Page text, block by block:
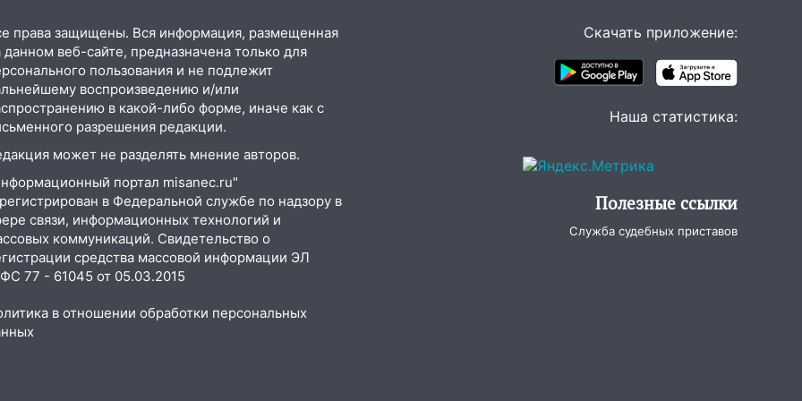
права защищены. Вся информация, размещенная
данном веб-сайте, предназначена только для
пользования и не подлежит
воспроизведению и/или
в какой-либо форме, иначе как с
разрешения редакции.
может не разделять мнение авторов.
портал misanec.ru"
в Федеральной службе по надзору в
связи, информационных технологий и
коммуникаций. Свидетельство о
средства массовой информации ЭЛ
77 - 61045 от 05.03.2015
в отношении обработки персональных
Скачать приложение:
Наша статистика:
Полезные ссылки
Служба судебных приставов